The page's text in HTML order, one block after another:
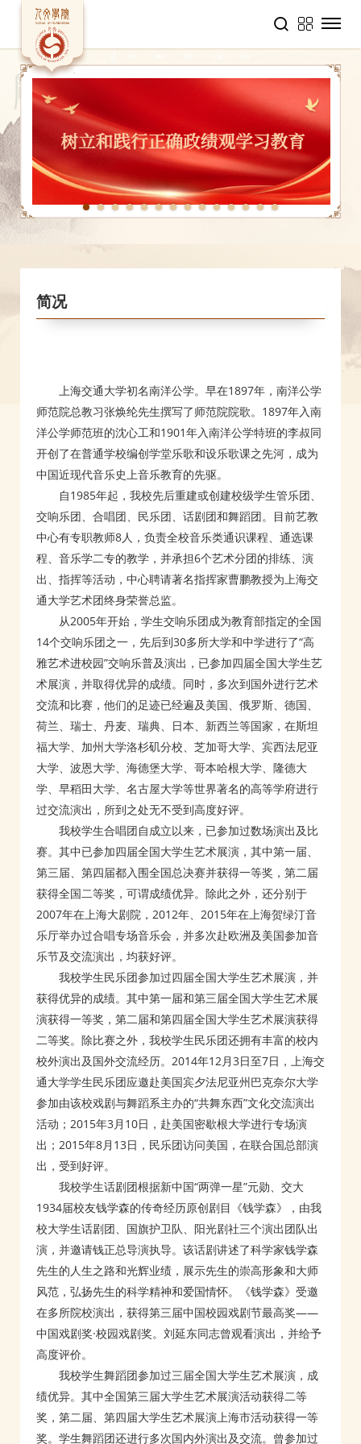
4 5 6 7 8 9 10 11 12 13 14
简况
上海交通大学初名南洋公学。早在1897年，南洋公学
师范院总教习张焕纶先生撰写了师范院院歌。1897年入南
洋公学师范班的沈心工和1901年入南洋公学特班的李叔同
开创了在普通学校编创学堂乐歌和设乐歌课之先河，成为
中国近现代音乐史上音乐教育的先驱。
自1985年起，我校先后重建或创建校级学生管乐团、
交响乐团、合唱团、民乐团、话剧团和舞蹈团。目前艺教
中心有专职教师8人，负责全校音乐类通识课程、通选课
程、音乐学二专的教学，并承担6个艺术分团的排练、演
出、指挥等活动，中心聘请著名指挥家曹鹏教授为上海交
通大学艺术团终身荣誉总监。
从2005年开始，学生交响乐团成为教育部指定的全国
14个交响乐团之一，先后到30多所大学和中学进行了“高
雅艺术进校园”交响乐普及演出，已参加四届全国大学生艺
术展演，并取得优异的成绩。同时，多次到国外进行艺术
交流和比赛，他们的足迹已经遍及美国、俄罗斯、德国、
荷兰、瑞士、丹麦、瑞典、日本、新西兰等国家，在斯坦
福大学、加州大学洛杉矶分校、芝加哥大学、宾西法尼亚
大学、波恩大学、海德堡大学、哥本哈根大学、隆德大
学、早稻田大学、名古屋大学等世界著名的高等学府进行
过交流演出，所到之处无不受到高度好评。
我校学生合唱团自成立以来，已参加过数场演出及比
赛。其中已参加四届全国大学生艺术展演，其中第一届、
第三届、第四届都入围全国总决赛并获得一等奖，第二届
获得全国二等奖，可谓成绩优异。除此之外，还分别于
2007年在上海大剧院，2012年、2015年在上海贺绿汀音
乐厅举办过合唱专场音乐会，并多次赴欧洲及美国参加音
乐节及交流演出，均获好评。
我校学生民乐团参加过四届全国大学生艺术展演，并
获得优异的成绩。其中第一届和第三届全国大学生艺术展
演获得一等奖，第二届和第四届全国大学生艺术展演获得
二等奖。除比赛之外，我校学生民乐团还拥有丰富的校内
校外演出及国外交流经历。2014年12月3日至7日，上海交
通大学学生民乐团应邀赴美国宾夕法尼亚州巴克奈尔大学
参加由该校戏剧与舞蹈系主办的“共舞东西”文化交流演出
活动；2015年3月10日，赴美国密歇根大学进行专场演
出；2015年8月13日，民乐团访问美国，在联合国总部演
出，受到好评。
我校学生话剧团根据新中国“两弹一星”元勋、交大
1934届校友钱学森的传奇经历原创剧目《钱学森》，由我
校大学生话剧团、国旗护卫队、阳光剧社三个演出团队出
演，并邀请钱正总导演执导。该话剧讲述了科学家钱学森
先生的人生之路和光辉业绩，展示先生的崇高形象和大师
风范，弘扬先生的科学精神和爱国情怀。《钱学森》受邀
在多所院校演出，获得第三届中国校园戏剧节最高奖——
中国戏剧奖·校园戏剧奖。刘延东同志曾观看演出，并给予
高度评价。
我校学生舞蹈团参加过三届全国大学生艺术展演，成
绩优异。其中全国第三届大学生艺术展演活动获得二等
奖，第二届、第四届大学生艺术展演上海市活动获得一等
奖。学生舞蹈团还进行多次国内外演出及交流。曾参加过